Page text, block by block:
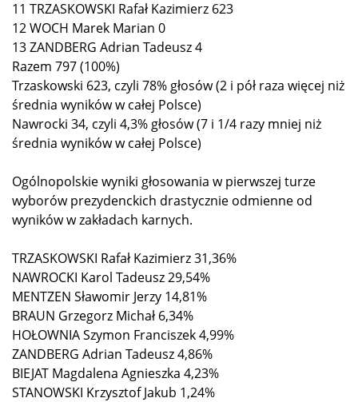
11 TRZASKOWSKI Rafał Kazimierz 623
12 WOCH Marek Marian 0
13 ZANDBERG Adrian Tadeusz 4
Razem 797 (100%)
Trzaskowski 623, czyli 78% głosów (2 i pół raza więcej niż
średnia wyników w całej Polsce)
Nawrocki 34, czyli 4,3% głosów (7 i 1/4 razy mniej niż
średnia wyników w całej Polsce)
Ogólnopolskie wyniki głosowania w pierwszej turze
wyborów prezydenckich drastycznie odmienne od
wyników w zakładach karnych.
TRZASKOWSKI Rafał Kazimierz 31,36%
NAWROCKI Karol Tadeusz 29,54%
MENTZEN Sławomir Jerzy 14,81%
BRAUN Grzegorz Michał 6,34%
HOŁOWNIA Szymon Franciszek 4,99%
ZANDBERG Adrian Tadeusz 4,86%
BIEJAT Magdalena Agnieszka 4,23%
STANOWSKI Krzysztof Jakub 1,24%